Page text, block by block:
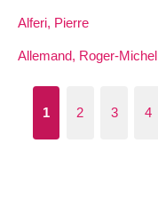
Alferi, Pierre
Allemand, Roger-Michel
1 2 3 4